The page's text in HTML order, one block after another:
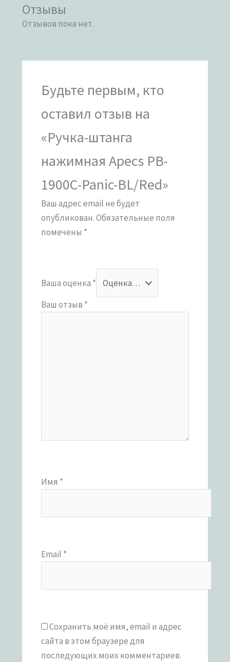
Отзывы
Отзывов пока нет.
Будьте первым, кто
оставил отзыв на
«Ручка-штанга
нажимная Apecs PB-
1900C-Panic-BL/Red»
Ваш адрес email не будет
опубликован.Обязательные поля
помечены *
Ваша оценка *
Ваш отзыв *
Имя *
Email *
Сохранить моё имя, email и адрес
сайта в этом браузере для
последующих моих комментариев.